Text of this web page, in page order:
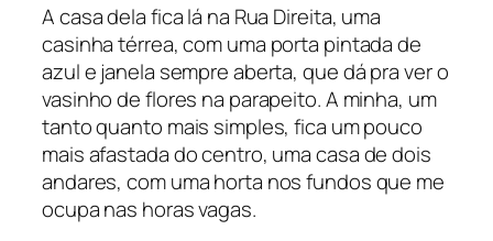
A casa dela fica lá na Rua Direita, uma
casinha térrea, com uma porta pintada de
azul e janela sempre aberta, que dá pra ver o
vasinho de flores na parapeito. A minha, um
tanto quanto mais simples, fica um pouco
mais afastada do centro, uma casa de dois
andares, com uma horta nos fundos que me
ocupa nas horas vagas.